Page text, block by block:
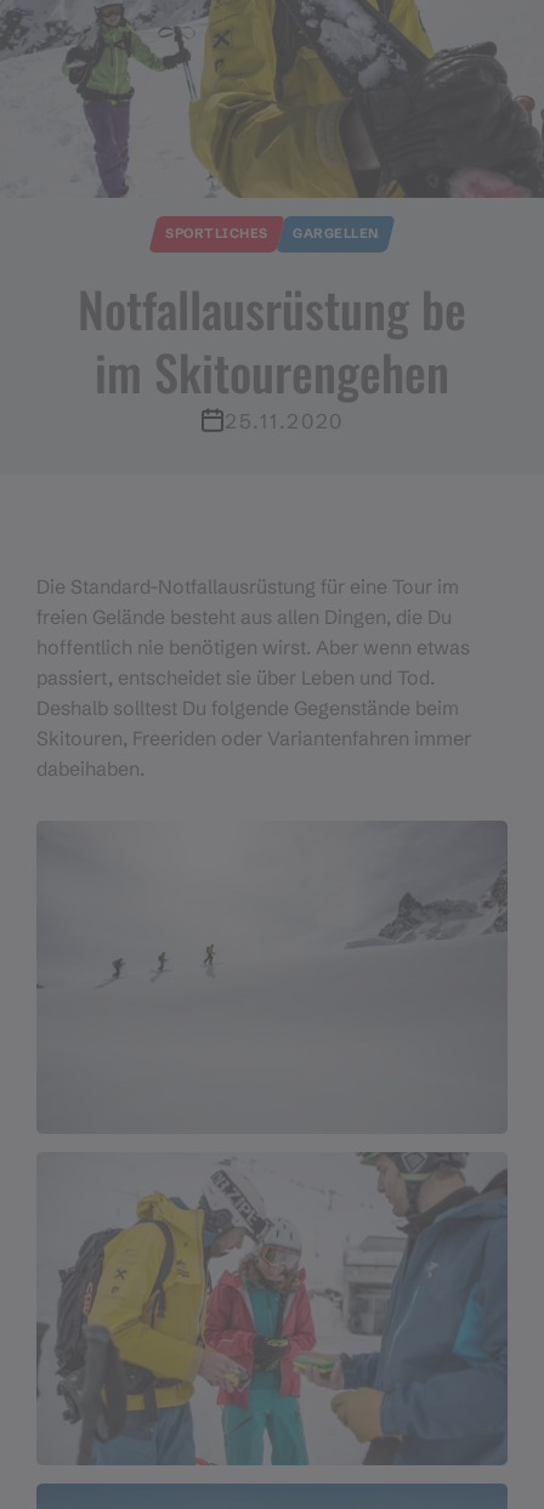
Notfallausrüstung be
im Skitourengehen
SPORTLICHES GARGELLEN
25.11.2020
Die Standard-Notfallausrüstung für eine Tour im
freien Gelände besteht aus allen Dingen, die Du
hoffentlich nie benötigen wirst. Aber wenn etwas
passiert, entscheidet sie über Leben und Tod.
Deshalb solltest Du folgende Gegenstände beim
Skitouren, Freeriden oder Variantenfahren immer
dabeihaben.